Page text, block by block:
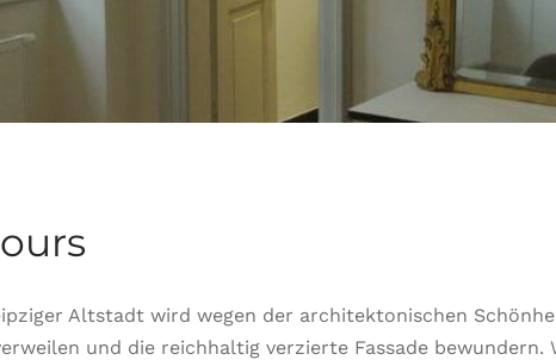
Altstadt wird wegen der architektonischen
und die reichhaltig verzierte Fassade bewundern.